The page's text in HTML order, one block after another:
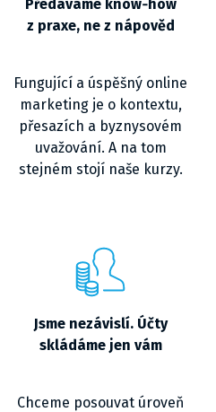
Předáváme know‑how
z praxe, ne z nápověd
Fungující a úspěšný online
marketing je o kontextu,
přesazích a byznysovém
uvažování. A na tom
stejném stojí naše kurzy.
Jsme nezávislí. Účty
skládáme jen vám
Chceme posouvat úroveň